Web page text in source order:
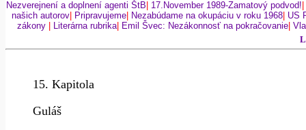
Nezverejnení a doplnení agenti ŠtB 17.November 1989-Zamatový podvod!
našich autorov Pripravujeme Nezabúdame na okupáciu v roku 1968 US
zákony
Literárna rubrika| Emil Švec: Nezákonnosť na pokračovanie
15. Kapitola
Guláš